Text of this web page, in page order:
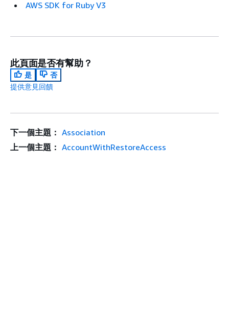
AWS SDK for Ruby V3
此頁面是否有幫助？
是
否
提供意見回饋
下一個主題： Association
上一個主題： AccountWithRestoreAccess